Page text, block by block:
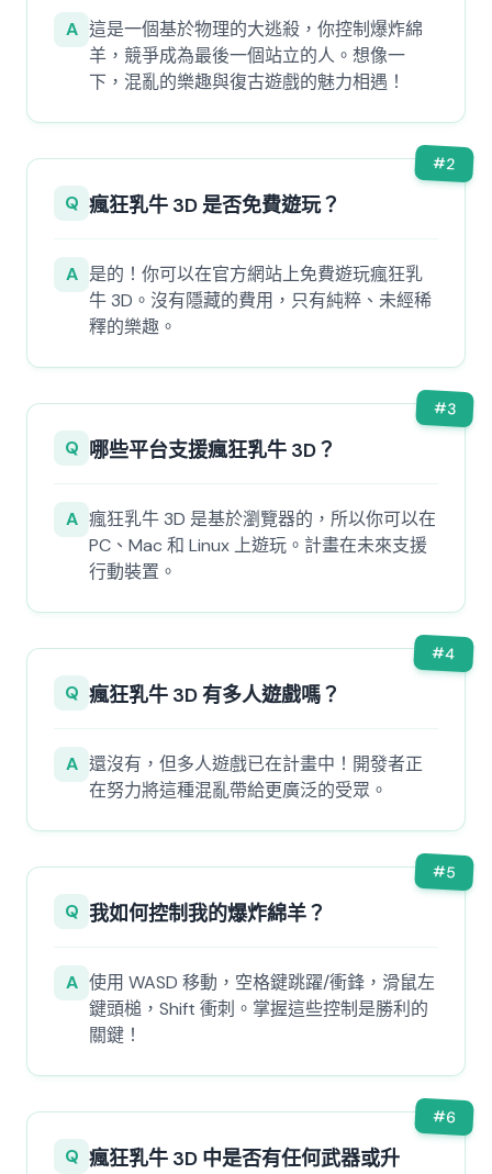
A 這是一個基於物理的大逃殺，你控制爆炸綿
羊，競爭成為最後一個站立的人。想像一
下，混亂的樂趣與復古遊戲的魅力相遇！
#2
Q 瘋狂乳牛 3D 是否免費遊玩？
A 是的！你可以在官方網站上免費遊玩瘋狂乳
牛 3D。沒有隱藏的費用，只有純粹、未經稀
釋的樂趣。
#3
Q 哪些平台支援瘋狂乳牛 3D？
A 瘋狂乳牛 3D 是基於瀏覽器的，所以你可以在
PC、Mac 和 Linux 上遊玩。計畫在未來支援
行動裝置。
#4
Q 瘋狂乳牛 3D 有多人遊戲嗎？
A 還沒有，但多人遊戲已在計畫中！開發者正
在努力將這種混亂帶給更廣泛的受眾。
#5
Q 我如何控制我的爆炸綿羊？
A 使用 WASD 移動，空格鍵跳躍/衝鋒，滑鼠左
鍵頭槌，Shift 衝刺。掌握這些控制是勝利的
關鍵！
#6
Q 瘋狂乳牛 3D 中是否有任何武器或升